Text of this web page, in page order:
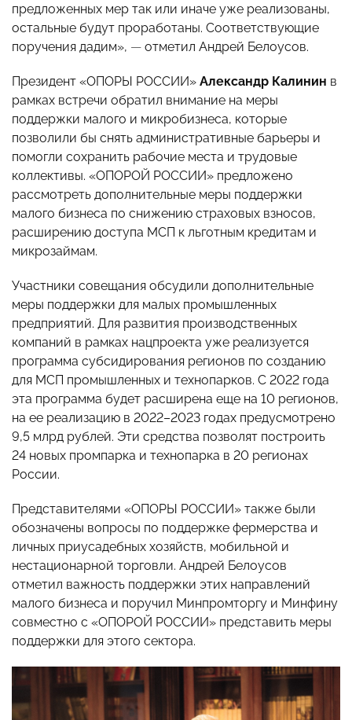
предложенных мер так или иначе уже реализованы,
остальные будут проработаны. Соответствующие
поручения дадим», — отметил Андрей Белоусов.
Президент «ОПОРЫ РОССИИ» Александр Калинин в
рамках встречи обратил внимание на меры
поддержки малого и микробизнеса, которые
позволили бы снять административные барьеры и
помогли сохранить рабочие места и трудовые
коллективы. «ОПОРОЙ РОССИИ» предложено
рассмотреть дополнительные меры поддержки
малого бизнеса по снижению страховых взносов,
расширению доступа МСП к льготным кредитам и
микрозаймам.
Участники совещания обсудили дополнительные
меры поддержки для малых промышленных
предприятий. Для развития производственных
компаний в рамках нацпроекта уже реализуется
программа субсидирования регионов по созданию
для МСП промышленных и технопарков. С 2022 года
эта программа будет расширена еще на 10 регионов,
на ее реализацию в 2022–2023 годах предусмотрено
9,5 млрд рублей. Эти средства позволят построить
24 новых промпарка и технопарка в 20 регионах
России.
Представителями «ОПОРЫ РОССИИ» также были
обозначены вопросы по поддержке фермерства и
личных приусадебных хозяйств, мобильной и
нестационарной торговли. Андрей Белоусов
отметил важность поддержки этих направлений
малого бизнеса и поручил Минпромторгу и Минфину
совместно с «ОПОРОЙ РОССИИ» представить меры
поддержки для этого сектора.